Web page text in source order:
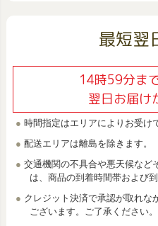
最短翌
14時59分ま
翌日お届け
時間指定はエリアによりお受け
配送エリアは離島を除きます。
交通機関の不具合や悪天候など
は、商品の到着時間帯および
クレジット決済で承認が取れな
ございます。ご了承ください。